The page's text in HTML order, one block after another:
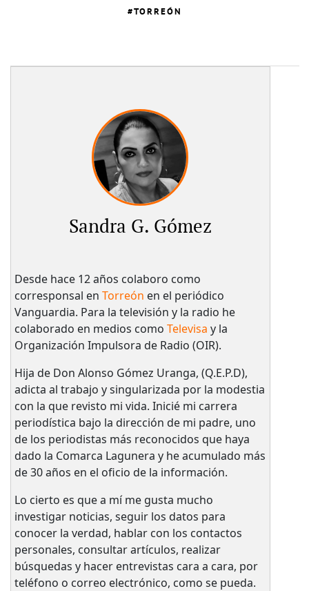
TORREÓN
Sandra G. Gómez
Desde hace 12 años colaboro como
corresponsal en Torreón en el periódico
Vanguardia. Para la televisión y la radio he
colaborado en medios como Televisa y la
Organización Impulsora de Radio (OIR).
Hija de Don Alonso Gómez Uranga, (Q.E.P.D),
adicta al trabajo y singularizada por la modestia
con la que revisto mi vida. Inicié mi carrera
periodística bajo la dirección de mi padre, uno
de los periodistas más reconocidos que haya
dado la Comarca Lagunera y he acumulado más
de 30 años en el oficio de la información.
Lo cierto es que a mí me gusta mucho
investigar noticias, seguir los datos para
conocer la verdad, hablar con los contactos
personales, consultar artículos, realizar
búsquedas y hacer entrevistas cara a cara, por
teléfono o correo electrónico, como se pueda.